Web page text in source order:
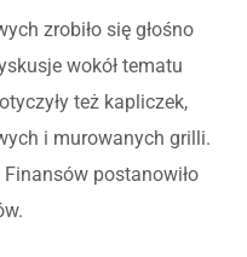
zrobiło się głośno
wokół tematu
też kapliczek,
i murowanych grilli.
postanowiło